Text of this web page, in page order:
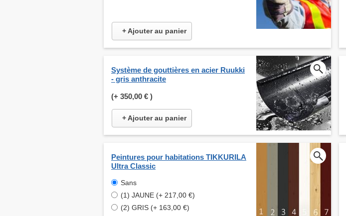
+ Ajouter au panier
Système de gouttières en acier Ruukki
- gris anthracite
(+ 350,00 € )
+ Ajouter au panier
Peintures pour habitations TIKKURILA
Ultra Classic
Sans
(1) JAUNE (+ 217,00 €)
(2) GRIS (+ 163,00 €)